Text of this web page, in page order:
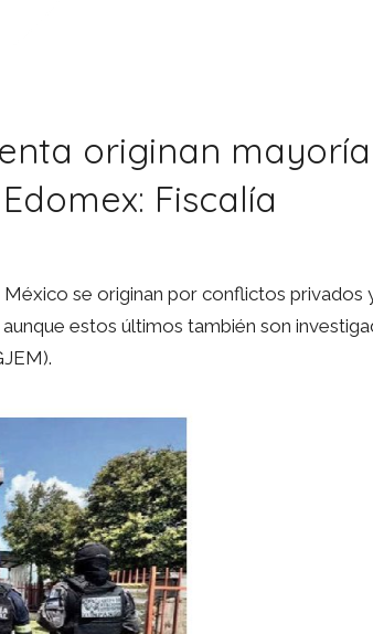
originan
Fiscalía
se originan por conflictos privados
estos últimos también son